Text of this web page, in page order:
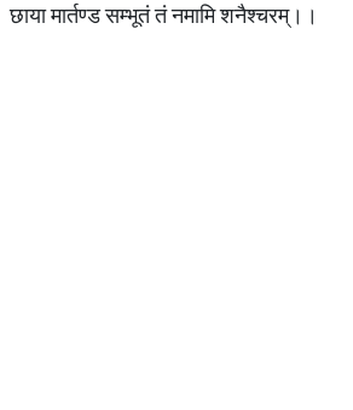
छाया मार्तण्ड सम्भूतं तं नमामि शनैश्चरम्।।